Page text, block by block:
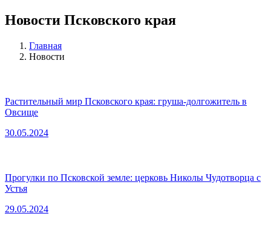
Новости Псковского края
Главная
Новости
Растительный мир Псковского края: груша-долгожитель в
Овсище
30.05.2024
Прогулки по Псковской земле: церковь Николы Чудотворца с
Устья
29.05.2024